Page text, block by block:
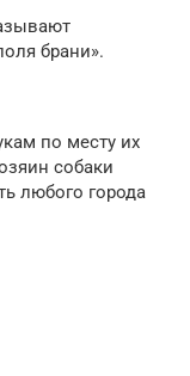
брани».
по месту их
собаки
любого города